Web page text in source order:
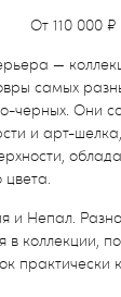
от 110 000 ₽
—
самых
черных. Они
и арт-
и Непал.
коллекции,
практически